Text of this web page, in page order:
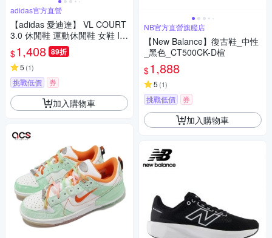
adidas官方直營
【adidas 愛迪達】 VL COURT
3.0 休閒鞋 運動休閒鞋 女鞋 ID
8797
$1,408 89折
5 (1)
挑戰低價 券
加入購物車
NB官方直營旗艦店
【New Balance】復古鞋_中性
_黑色_CT500CK-D楦
$1,888
5 (1)
挑戰低價 券
加入購物車